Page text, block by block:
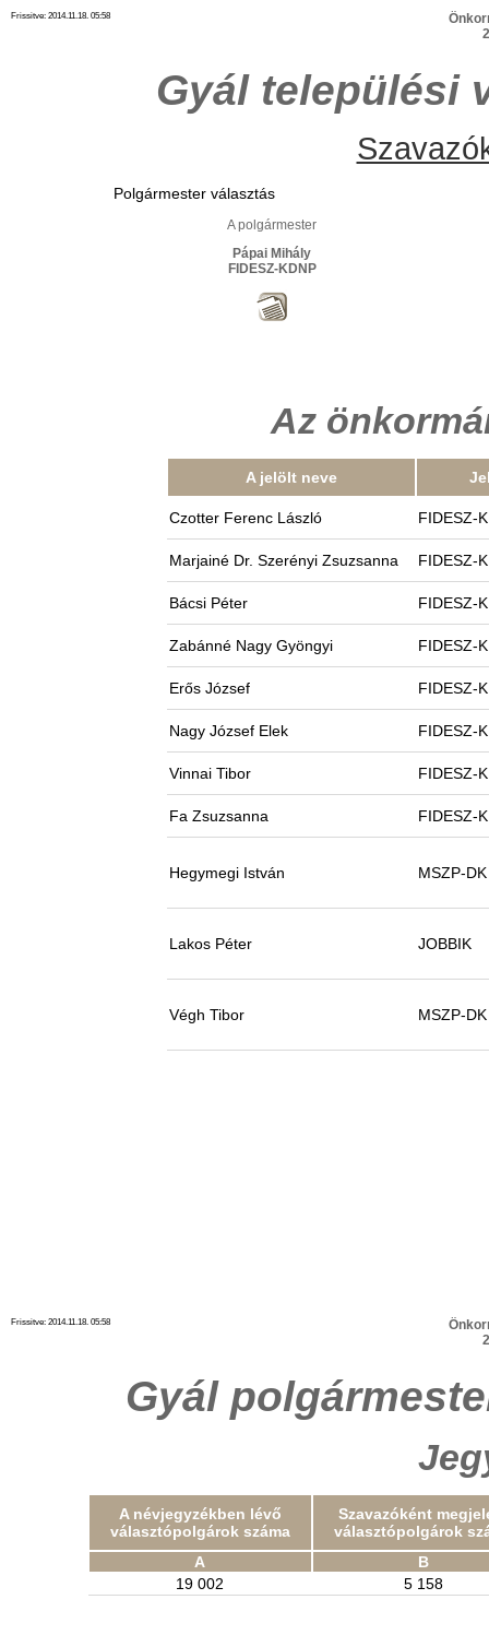
Frissitve: 2014.11.18. 05:58
Gyál települési
Polgármester választás
A polgármester
Pápai Mihály
FIDESZ-KDNP
Az
A jelölt neve
Czotter Ferenc László FIDESZ-
Marjainé Dr. Szerényi Zsuzsanna FIDESZ-
Bácsi Péter FIDESZ-
Zabánné Nagy Gyöngyi FIDESZ-
Erős József FIDESZ-
Nagy József Elek FIDESZ-
Vinnai Tibor FIDESZ-
Fa Zsuzsanna FIDESZ-
Hegymegi István MSZP-DK
Lakos Péter JOBBIK
Végh Tibor MSZP-DK
Frissitve: 2014.11.18. 05:58
Gyál
A névjegyzékben lévő
választópolgárok száma
Szavazóként
választópolgárok
A
B
19 002
5 158